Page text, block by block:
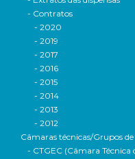
- Contratos
- 2020
- 2019
- 2017
- 2016
- 2015
- 2014
- 2013
- 2012
Câmaras técnicas/Grupos
- CTGEC (Câmara Técnica